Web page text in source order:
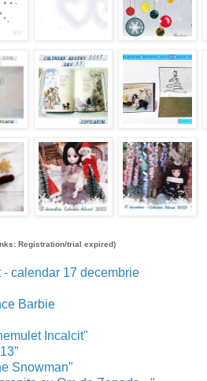
Registration/trial expired)
calendar 17 decembrie
Barbie
Incalcit"
Snowman"